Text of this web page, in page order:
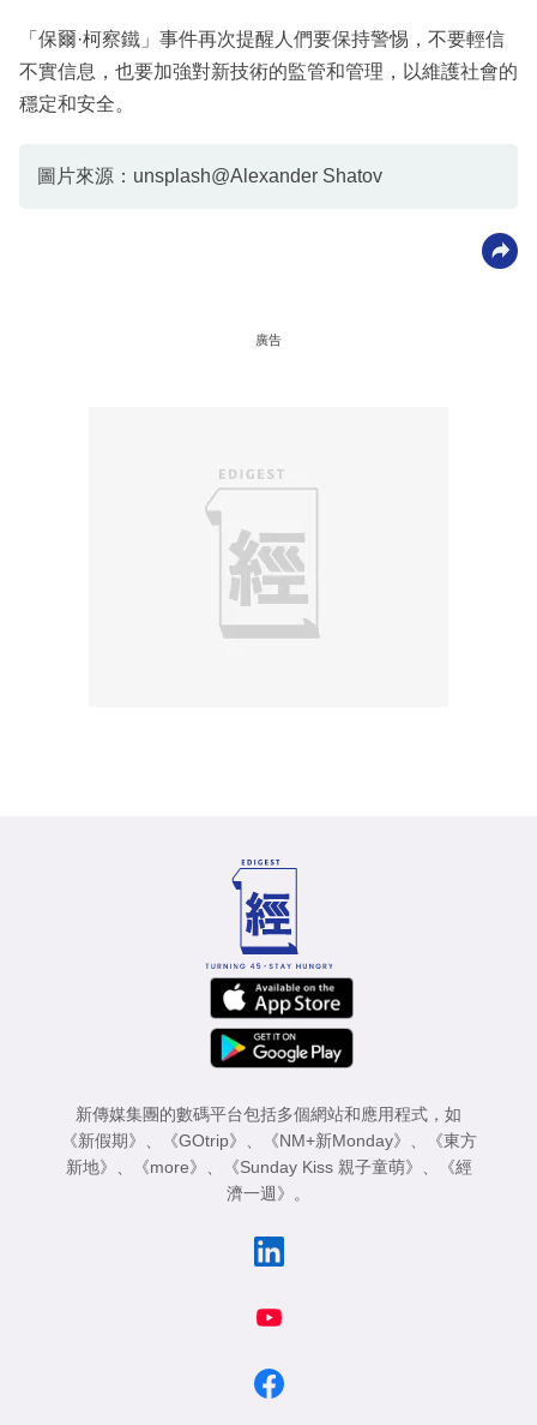
「保爾·柯察鐵」事件再次提醒人們要保持警惕，不要輕信
不實信息，也要加強對新技術的監管和管理，以維護社會的
穩定和安全。
圖片來源：unsplash@Alexander Shatov
廣告
新傳媒集團的數碼平台包括多個網站和應用程式，如
《新假期》
《GOtrip》 《NM+新Monday》
《東方
新地》
《more》 《Sunday Kiss 親子童萌》
《經
濟一週》
。